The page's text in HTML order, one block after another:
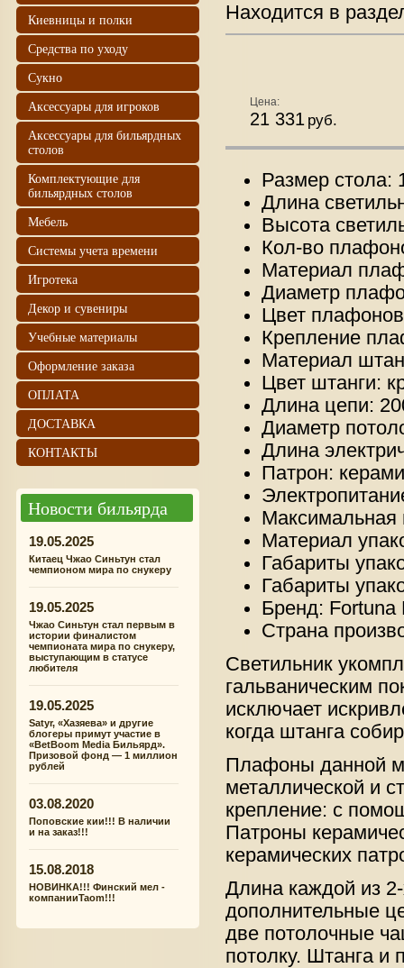
Находится в
Цена:
21 331 руб.
Размер стола:
Длина
Высота
Кол-во
Материал
Диаметр
Цвет
Крепление
Материал
Цвет штанги:
Длина цепи:
Диаметр
Длина
Патрон:
Материал
Габариты
Габариты
Бренд: Fortuna
Страна
Светильник
гальваническим
исключает
когда штанга
Плафоны данной
металлической и
крепление: с
Патроны
керамических
Длина каждой из
дополнительные
две потолочные
потолку. Штанга и
Киевницы и полки
Средства по уходу
Сукно
Аксессуары для игроков
Аксессуары для бильярдных
столов
Комплектующие для
бильярдных столов
Мебель
Системы учета времени
Игротека
Декор и сувениры
Учебные материалы
Оформление заказа
ОПЛАТА
ДОСТАВКА
КОНТАКТЫ
Новости бильярда
19.05.2025
Китаец Чжао Синьтун стал
чемпионом мира по снукеру
19.05.2025
Чжао Синьтун стал первым в
истории финалистом
чемпионата мира по снукеру,
выступающим в статусе
любителя
19.05.2025
Satyr, «Хазяева» и другие
блогеры примут участие в
«BetBoom Media Бильярд».
Призовой фонд — 1 миллион
рублей
03.08.2020
Поповские кии!!! В наличии
и на заказ!!!
15.08.2018
НОВИНКА!!! Финский мел -
компанииTaom!!!